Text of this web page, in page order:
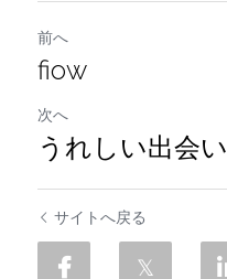
前へ
fiow
次へ
うれしい出会い
サイトへ戻る